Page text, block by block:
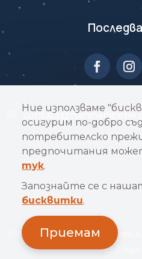
© Всички права запазени Нани,
Best
Ние използваме
осигурим по-добро
потребителско
предпочитания
тук.
Запознайте се с
бисквитки.
Приемам